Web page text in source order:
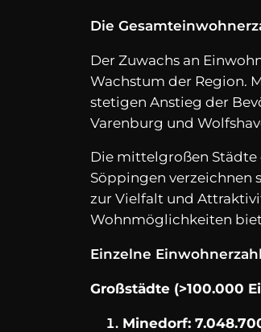
Die
Der Zuwachs an
Wachstum der Region.
stetigen Anstieg der
Varenburg und
Die mittelgroßen Städte
Söppingen verzeichnen
zur Vielfalt und
Wohnmöglichkeiten
Einzelne
Großstädte (>100.000
Minedorf: